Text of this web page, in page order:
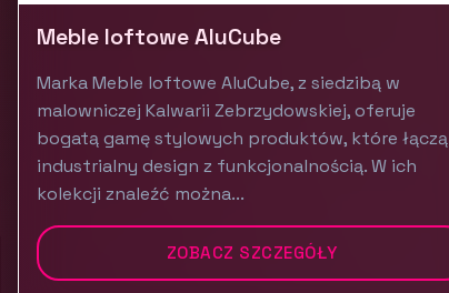
Meble loftowe AluCube
Marka Meble loftowe AluCube, z siedzibą w
malowniczej Kalwarii Zebrzydowskiej, oferuje
bogatą gamę stylowych produktów, które łączą
industrialny design z funkcjonalnością. W ich
kolekcji znaleźć można...
ZOBACZ SZCZEGÓŁY